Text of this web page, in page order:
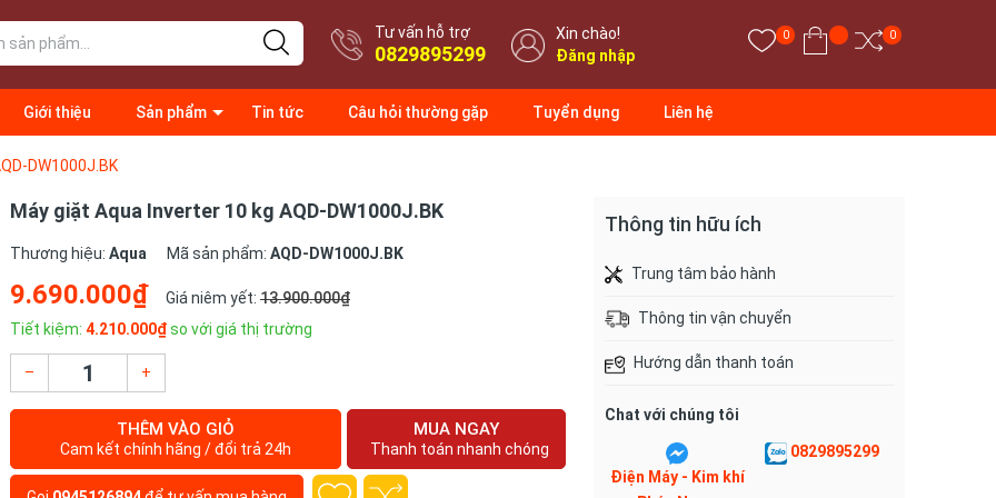
Tư vấn hỗ trợ
0829895299
Xin chào!
Đăng nhập
0 0
Giới thiệu Sản phẩm Tin tức Câu hỏi thường gặp Tuyển dụng Liên hệ
DW1000J.BK
Máy giặt Aqua Inverter 10 kg AQD-DW1000J.BK
Thương hiệu: Aqua Mã sản phẩm: AQD-DW1000J.BK
9.690.000₫ Giá niêm yết: 13.900.000₫
Tiết kiệm: 4.210.000₫so với giá thị trường
– +
THÊM VÀO GIỎ
Cam kết chính hãng / đổi trả 24h
MUA NGAY
Thanh toán nhanh chóng
Thông tin hữu ích
Trung tâm bảo hành
Thông tin vận chuyển
Hướng dẫn thanh toán
Chat với chúng tôi
Điện Máy - Kim khí
0829895299